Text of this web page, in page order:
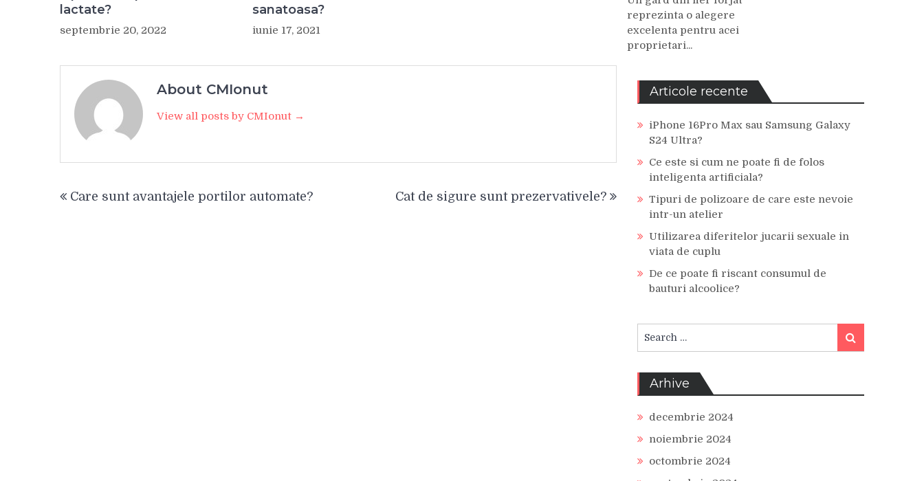
lactate?
septembrie 20, 2022
sanatoasa?
iunie 17, 2021
About CMIonut
View all posts by CMIonut →
în
Care sunt avantajele portilor automate? Cat de sigure sunt prezervativele?
reprezinta o alegere
excelenta pentru acei
proprietari...
Articole recente
iPhone 16Pro Max sau Samsung Galaxy
S24 Ultra?
Ce este si cum ne poate fi de folos
inteligenta artificiala?
Tipuri de polizoare de care este nevoie
intr-un atelier
Utilizarea diferitelor jucarii sexuale in
viata de cuplu
De ce poate fi riscant consumul de
bauturi alcoolice?
for:
Search
Arhive
decembrie 2024
noiembrie 2024
octombrie 2024